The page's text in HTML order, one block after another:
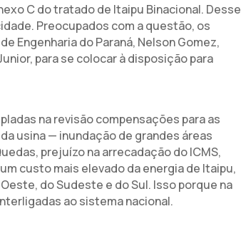
C do tratado de Itaipu Binacional. Desse
Preocupados com a questão, os
Engenharia do Paraná, Nelson Gomez,
para se colocar à disposição para
na revisão compensações para as
usina — inundação de grandes áreas
prejuízo na arrecadação do ICMS,
custo mais elevado da energia de Itaipu,
do Sudeste e do Sul. Isso porque na
ao sistema nacional.